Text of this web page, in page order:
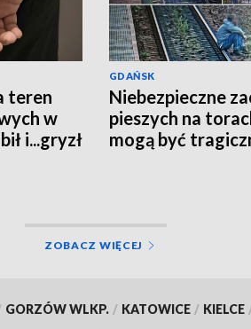
teren
w
i...gryzł
GDAŃSK
Niebezpieczne
pieszych na
mogą być
ZOBACZ WIĘCEJ
GORZÓW WLKP. / KATOWICE / KIELCE